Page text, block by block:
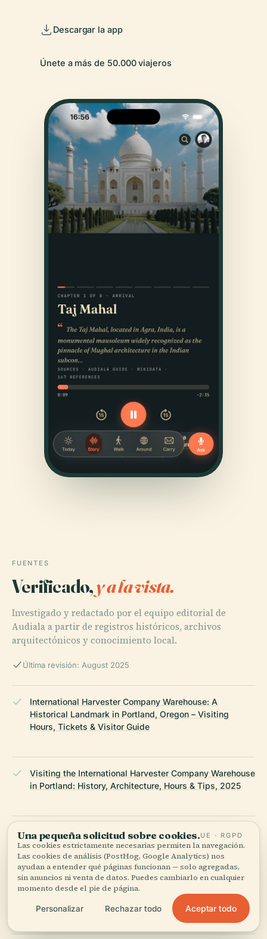
Descargar la app
Únete a más de 50.000 viajeros
FUENTES
Verificado,y a la vista.
Investigado y redactado por el equipo editorial de
Audiala a partir de registros históricos, archivos
arquitectónicos y conocimiento local.
Última revisión: August 2025
International Harvester Company Warehouse: A
Historical Landmark in Portland, Oregon – Visiting
Hours, Tickets & Visitor Guide
Visiting the International Harvester Company Warehouse
in Portland: History, Architecture, Hours & Tips, 2025
Visiting the International Harvester Company Warehouse
in Portland: History, Tours, and Tips, 2025
Visiting the International Harvester Company Warehouse
in Portland: Hours, Tours, and Nearby Attractions, 2025
Una pequeña solicitud sobre cookies.UE · RGPD
Las cookies estrictamente necesarias permiten la navegación.
Las cookies de análisis (PostHog, Google Analytics) nos
ayudan a entender qué páginas funcionan — solo agregadas,
sin anuncios ni venta de datos. Puedes cambiarlo en cualquier
momento desde el pie de página.
Personalizar Rechazar todo Aceptar todo